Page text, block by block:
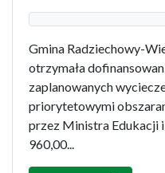
Gmina Radziechowy-
otrzymała
zaplanowanych
priorytetowymi
przez Ministra Edukacji
960,00...